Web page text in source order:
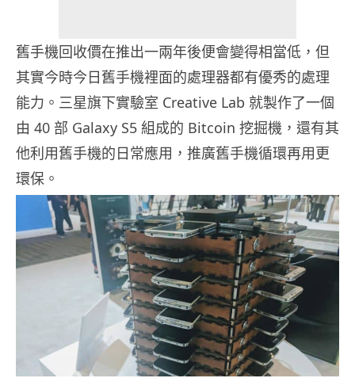
舊手機回收價在推出一兩年後便會變得相當低，但
其實今時今日舊手機裡面的處理器都有優秀的處理
能力。三星旗下實驗室 Creative Lab 就製作了一個
由 40 部 Galaxy S5 組成的 Bitcoin 挖掘機，還有其
他利用舊手機的日常應用，推廣舊手機循環再用更
環保。